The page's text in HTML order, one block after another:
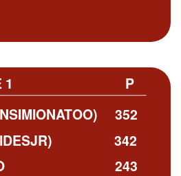
P
1
352
342
243